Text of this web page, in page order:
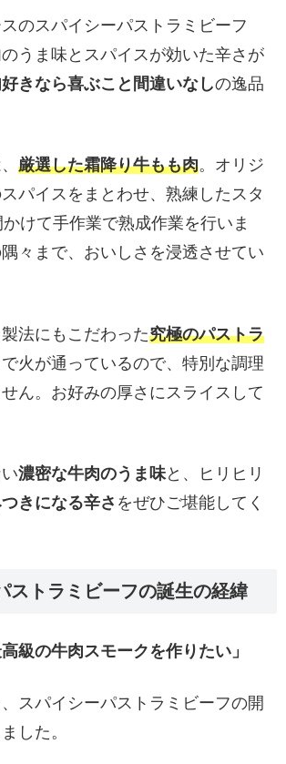
のスパイシーパストラミビーフ
うま味とスパイスが効いた辛さが
きなら喜ぶこと間違いなしの逸品
厳選した霜降り牛もも肉。オリジ
パイスをまとわせ、熟練したスタ
けて手作業で熟成作業を行いま
々まで、おいしさを浸透させてい
法にもこだわった究極のパストラ
火が通っているので、特別な調理
ん。お好みの厚さにスライスして
濃密な牛肉のうま味と、ヒリヒリ
きになる辛さ をぜひご堪能してく
ストラミビーフの誕生の経緯
級の牛肉スモークを作りたい」
スパイシーパストラミビーフの開
した。